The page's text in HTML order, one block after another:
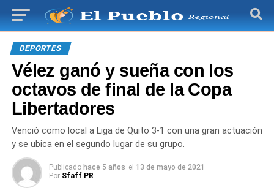
DEPORTES
Vélez ganó y sueña con los
octavos de final de la Copa
Libertadores
Venció como local a Liga de Quito 3-1 con una gran actuación
y se ubica en el segundo lugar de su grupo.
Publicado hace 5 años el 13 de mayo de 2021
Por Sfaff PR